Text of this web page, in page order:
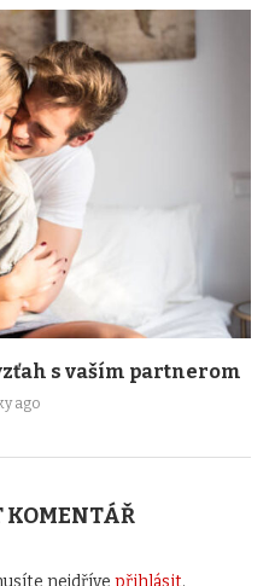
s vaším partnerom
ago